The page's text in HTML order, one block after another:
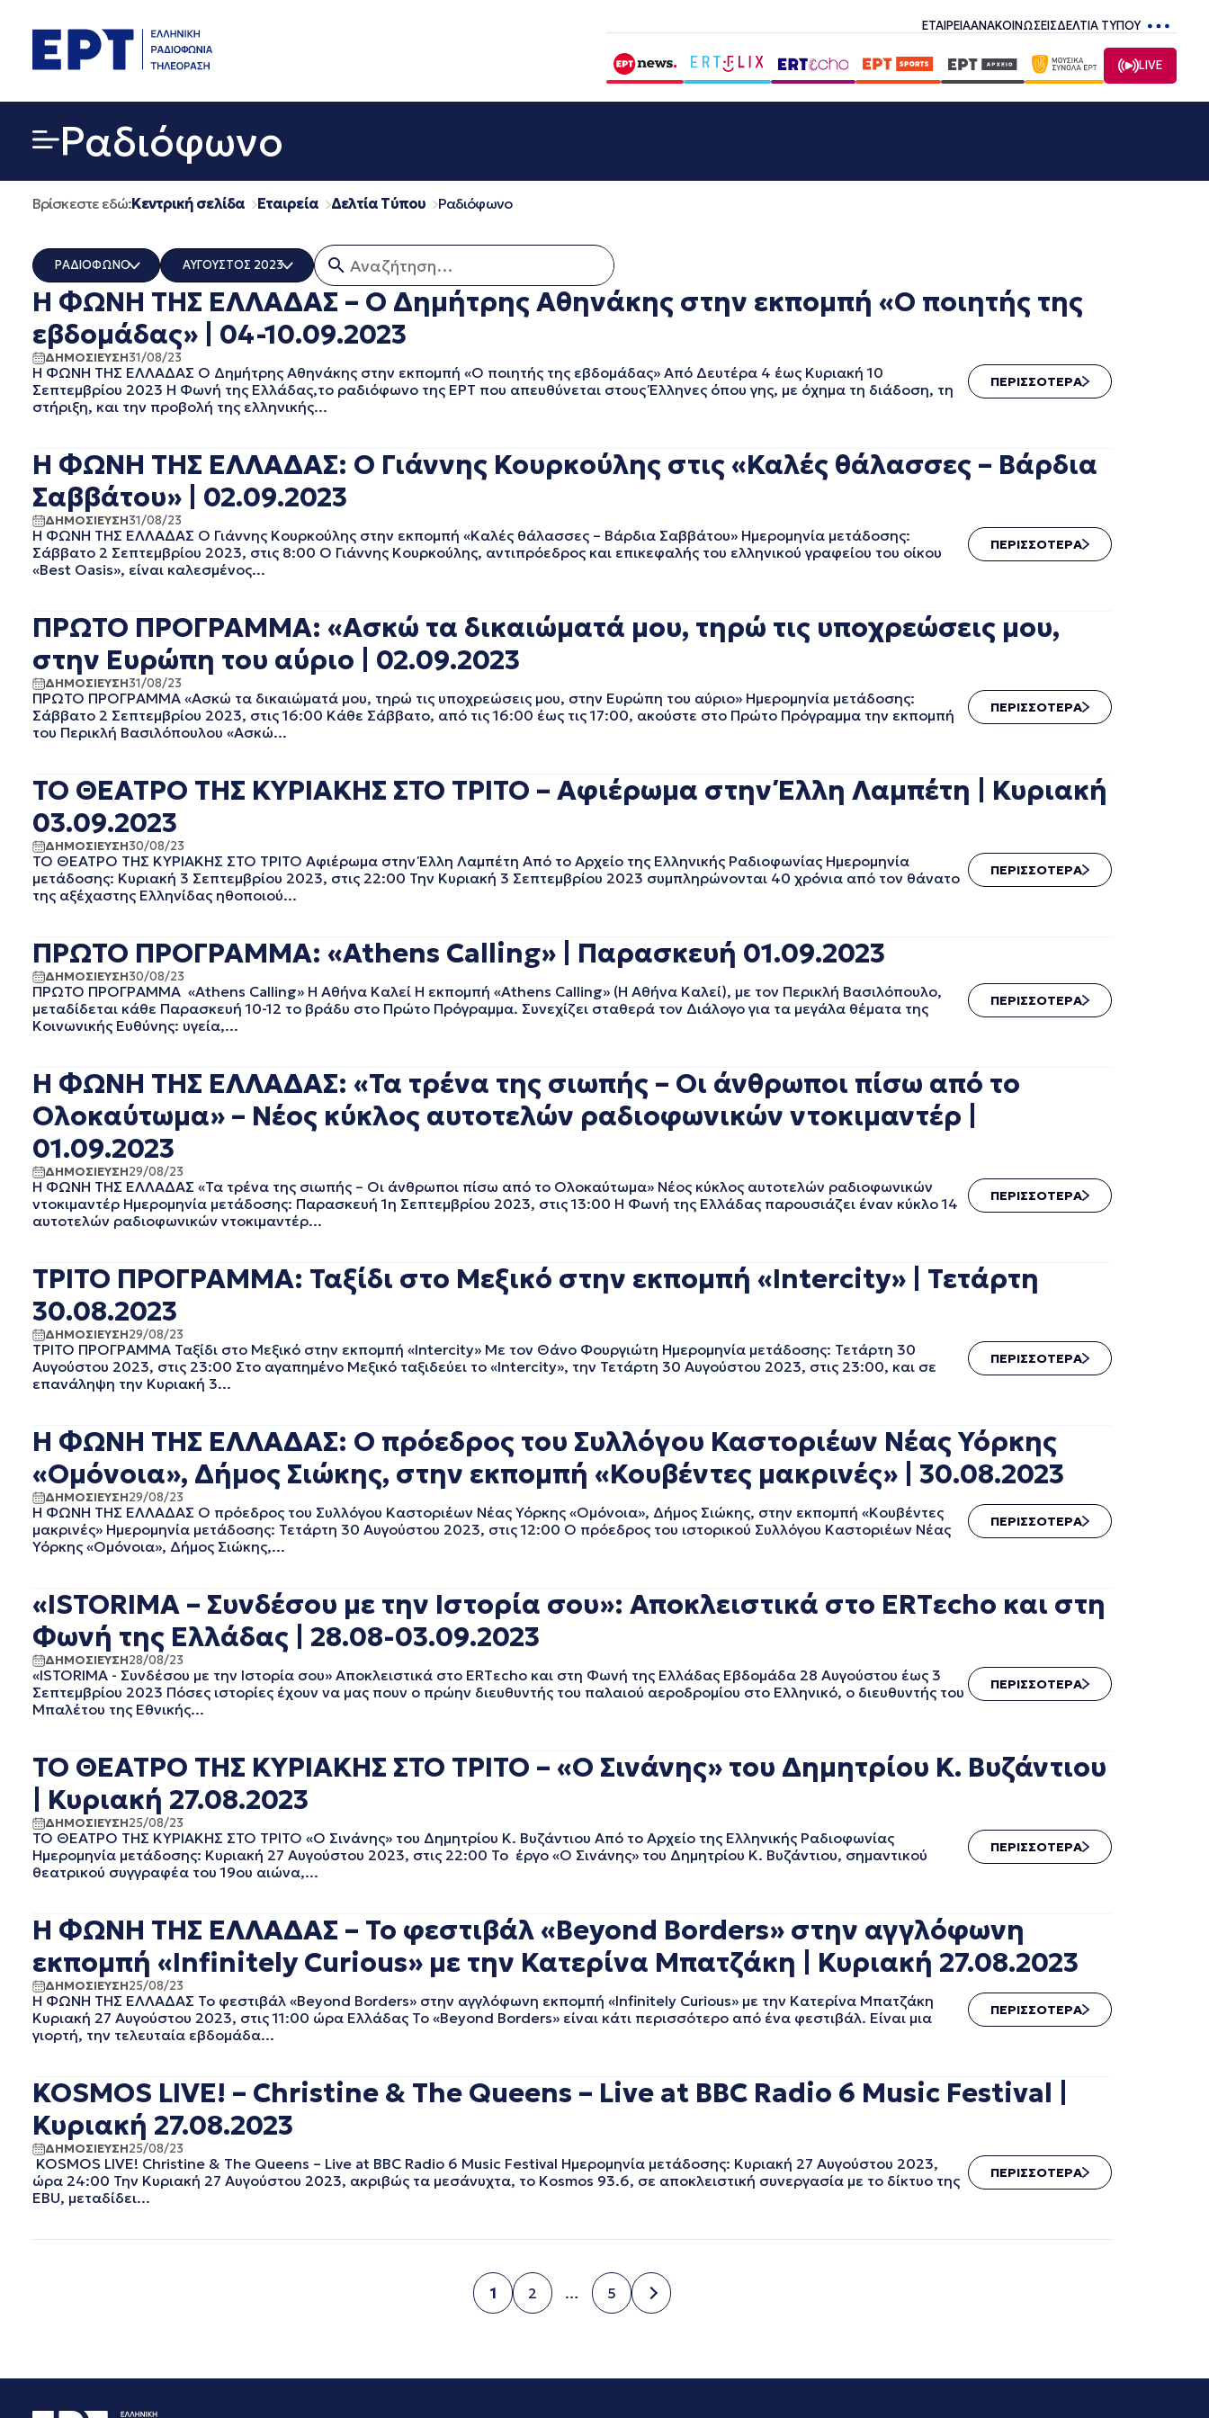
περιεχόμενο
ΕΤΑΙΡΕΙΑΑΝΑΚΟΙΝΩΣΕΙΣΔΕΛΤΙΑ ΤΥΠΟΥ
LIVE
Ραδιόφωνο
Βρίσκεστε εδώ:Κεντρική σελίδα Εταιρεία Δελτία Τύπου Ραδιόφωνο
ΡΑΔΙΟΦΩΝΟ
ΟΛΑ
ERT COSMOS
ERTECHO
ERTFLIX
EUROVISION - EBU
EΡΤ1
EΡΤNEWS
ΑΘΛΗΤΙΚΑ
ΓΕΝΙΚΗ
ΓΡΑΦΕΙΟ ΤΥΠΟΥ ΕΡΤ
ΚΙΝΗΜΑΤΟΓΡΑΦΙΚΕΣ
ΤΑΙΝΙΕΣ
ΤΗΛΕΟΡΑΣΗ
ΑΥΓΟΥΣΤΟΣ 2023
ΟΛΑ
ΔΕΚΕΜΒΡΙΟΣ 2025
ΝΟΕΜΒΡΙΟΣ 2025
ΟΚΤΩΒΡΙΟΣ 2025
ΣΕΠΤΕΜΒΡΙΟΣ 2025
ΑΥΓΟΥΣΤΟΣ 2025
ΜΑΙΟΣ 2025
ΑΠΡΙΛΙΟΣ 2025
ΜΑΡΤΙΟΣ 2025
ΦΕΒΡΟΥΑΡΙΟΣ 2025
ΙΑΝΟΥΑΡΙΟΣ 2025
ΔΕΚΕΜΒΡΙΟΣ 2024
ΣΕΠΤΕΜΒΡΙΟΣ 2024
ΑΥΓΟΥΣΤΟΣ 2024
ΙΟΥΛΙΟΣ 2024
ΙΟΥΝΙΟΣ 2024
ΜΑΙΟΣ 2024
ΑΠΡΙΛΙΟΣ 2024
ΦΕΒΡΟΥΑΡΙΟΣ 2024
ΙΑΝΟΥΑΡΙΟΣ 2024
ΔΕΚΕΜΒΡΙΟΣ 2023
ΝΟΕΜΒΡΙΟΣ 2023
ΟΚΤΩΒΡΙΟΣ 2023
ΣΕΠΤΕΜΒΡΙΟΣ 2023
ΑΥΓΟΥΣΤΟΣ 2023
ΙΟΥΝΙΟΣ 2023
ΜΑΙΟΣ 2023
ΑΠΡΙΛΙΟΣ 2023
ΜΑΡΤΙΟΣ 2023
ΦΕΒΡΟΥΑΡΙΟΣ 2023
ΝΟΕΜΒΡΙΟΣ 2022
ΟΚΤΩΒΡΙΟΣ 2022
ΣΕΠΤΕΜΒΡΙΟΣ 2022
ΙΟΥΛΙΟΣ 2022
ΙΟΥΝΙΟΣ 2022
ΜΑΙΟΣ 2022
ΦΕΒΡΟΥΑΡΙΟΣ 2022
ΔΕΚΕΜΒΡΙΟΣ 2021
ΝΟΕΜΒΡΙΟΣ 2021
ΟΚΤΩΒΡΙΟΣ 2021
ΣΕΠΤΕΜΒΡΙΟΣ 2021
ΙΟΥΝΙΟΣ 2021
ΜΑΙΟΣ 2021
ΑΠΡΙΛΙΟΣ 2021
ΜΑΡΤΙΟΣ 2021
ΦΕΒΡΟΥΑΡΙΟΣ 2021
ΙΑΝΟΥΑΡΙΟΣ 2021
ΟΚΤΩΒΡΙΟΣ 2020
ΣΕΠΤΕΜΒΡΙΟΣ 2020
ΑΥΓΟΥΣΤΟΣ 2020
ΙΟΥΛΙΟΣ 2020
ΙΟΥΝΙΟΣ 2020
ΜΑΙΟΣ 2020
ΦΕΒΡΟΥΑΡΙΟΣ 2020
ΙΑΝΟΥΑΡΙΟΣ 2020
ΔΕΚΕΜΒΡΙΟΣ 2019
ΝΟΕΜΒΡΙΟΣ 2019
ΟΚΤΩΒΡΙΟΣ 2019
ΣΕΠΤΕΜΒΡΙΟΣ 2019
ΙΟΥΛΙΟΣ 2019
ΙΟΥΝΙΟΣ 2019
ΜΑΙΟΣ 2019
ΑΠΡΙΛΙΟΣ 2019
ΜΑΡΤΙΟΣ 2019
ΦΕΒΡΟΥΑΡΙΟΣ 2019
ΙΑΝΟΥΑΡΙΟΣ 2019
ΝΟΕΜΒΡΙΟΣ 2018
ΟΚΤΩΒΡΙΟΣ 2018
ΣΕΠΤΕΜΒΡΙΟΣ 2018
ΑΥΓΟΥΣΤΟΣ 2018
ΙΟΥΛΙΟΣ 2018
ΙΟΥΝΙΟΣ 2018
Αναζήτηση για:
Η ΦΩΝΗ ΤΗΣ ΕΛΛΑΔΑΣ – Ο Δημήτρης Αθηνάκης στην εκπομπή «Ο ποιητής της
εβδομάδας» | 04-10.09.2023
ΔΗΜΟΣΙΕΥΣΗ31/08/23
Η ΦΩΝΗ ΤΗΣ ΕΛΛΑΔΑΣ Ο Δημήτρης Αθηνάκης στην εκπομπή «Ο ποιητής της εβδομάδας» Από Δευτέρα 4 έως Κυριακή 10
Σεπτεμβρίου 2023 Η Φωνή της Ελλάδας,το ραδιόφωνο της ΕΡΤ που απευθύνεται στους Έλληνες όπου γης, με όχημα τη διάδοση, τη
στήριξη, και την προβολή της ελληνικής...
ΠΕΡΙΣΣΟΤΕΡΑ
Η ΦΩΝΗ ΤΗΣ ΕΛΛΑΔΑΣ: Ο Γιάννης Κουρκούλης στις «Καλές θάλασσες – Βάρδια
Σαββάτου» | 02.09.2023
ΔΗΜΟΣΙΕΥΣΗ31/08/23
Η ΦΩΝΗ ΤΗΣ ΕΛΛΑΔΑΣ Ο Γιάννης Κουρκούλης στην εκπομπή «Καλές θάλασσες – Βάρδια Σαββάτου» Ημερομηνία μετάδοσης:
Σάββατο 2 Σεπτεμβρίου 2023, στις 8:00 Ο Γιάννης Κουρκούλης, αντιπρόεδρος και επικεφαλής του ελληνικού γραφείου του οίκου
«Best Oasis», είναι καλεσμένος...
ΠΕΡΙΣΣΟΤΕΡΑ
ΠΡΩΤΟ ΠΡΟΓΡΑΜΜΑ: «Ασκώ τα δικαιώματά μου, τηρώ τις υποχρεώσεις μου,
στην Ευρώπη του αύριο | 02.09.2023
ΔΗΜΟΣΙΕΥΣΗ31/08/23
ΠΡΩΤΟ ΠΡΟΓΡΑΜΜΑ «Ασκώ τα δικαιώματά μου, τηρώ τις υποχρεώσεις μου, στην Ευρώπη του αύριο» Ημερομηνία μετάδοσης:
Σάββατο 2 Σεπτεμβρίου 2023, στις 16:00 Κάθε Σάββατο, από τις 16:00 έως τις 17:00, ακούστε στο Πρώτο Πρόγραμμα την εκπομπή
του Περικλή Βασιλόπουλου «Ασκώ...
ΠΕΡΙΣΣΟΤΕΡΑ
ΤΟ ΘΕΑΤΡΟ ΤΗΣ ΚΥΡΙΑΚΗΣ ΣΤΟ ΤΡΙΤΟ – Αφιέρωμα στην Έλλη Λαμπέτη | Κυριακή
03.09.2023
ΔΗΜΟΣΙΕΥΣΗ30/08/23
ΤΟ ΘΕΑΤΡΟ ΤΗΣ ΚΥΡΙΑΚΗΣ ΣΤΟ ΤΡΙΤΟ Αφιέρωμα στην Έλλη Λαμπέτη Από το Αρχείο της Ελληνικής Ραδιοφωνίας Ημερομηνία
μετάδοσης: Κυριακή 3 Σεπτεμβρίου 2023, στις 22:00 Την Κυριακή 3 Σεπτεμβρίου 2023 συμπληρώνονται 40 χρόνια από τον θάνατο
της αξέχαστης Ελληνίδας ηθοποιού...
ΠΕΡΙΣΣΟΤΕΡΑ
ΠΡΩΤΟ ΠΡΟΓΡΑΜΜΑ: «Athens Calling» | Παρασκευή 01.09.2023
ΔΗΜΟΣΙΕΥΣΗ30/08/23
ΠΡΩΤΟ ΠΡΟΓΡΑΜΜΑ «Athens Calling» Η Αθήνα Καλεί Η εκπομπή «Athens Calling» (Η Αθήνα Καλεί), με τον Περικλή Βασιλόπουλο,
μεταδίδεται κάθε Παρασκευή 10-12 το βράδυ στο Πρώτο Πρόγραμμα. Συνεχίζει σταθερά τον Διάλογο για τα μεγάλα θέματα της
Κοινωνικής Ευθύνης: υγεία,...
ΠΕΡΙΣΣΟΤΕΡΑ
Η ΦΩΝΗ ΤΗΣ ΕΛΛΑΔΑΣ: «Τα τρένα της σιωπής – Οι άνθρωποι πίσω από το
Ολοκαύτωμα» – Νέος κύκλος αυτοτελών ραδιοφωνικών ντοκιμαντέρ |
01.09.2023
ΔΗΜΟΣΙΕΥΣΗ29/08/23
Η ΦΩΝΗ ΤΗΣ ΕΛΛΑΔΑΣ «Τα τρένα της σιωπής – Οι άνθρωποι πίσω από το Ολοκαύτωμα» Νέος κύκλος αυτοτελών ραδιοφωνικών
ντοκιμαντέρ Ημερομηνία μετάδοσης: Παρασκευή 1η Σεπτεμβρίου 2023, στις 13:00 Η Φωνή της Ελλάδας παρουσιάζει έναν κύκλο 14
αυτοτελών ραδιοφωνικών ντοκιμαντέρ...
ΠΕΡΙΣΣΟΤΕΡΑ
ΤΡΙΤΟ ΠΡΟΓΡΑΜΜΑ: Ταξίδι στο Μεξικό στην εκπομπή «Intercity» | Τετάρτη
30.08.2023
ΔΗΜΟΣΙΕΥΣΗ29/08/23
ΤΡΙΤΟ ΠΡΟΓΡΑΜΜΑ Ταξίδι στο Μεξικό στην εκπομπή «Intercity» Με τον Θάνο Φουργιώτη Ημερομηνία μετάδοσης: Τετάρτη 30
Αυγούστου 2023, στις 23:00 Στο αγαπημένο Μεξικό ταξιδεύει το «Intercity», την Τετάρτη 30 Αυγούστου 2023, στις 23:00, και σε
επανάληψη την Κυριακή 3...
ΠΕΡΙΣΣΟΤΕΡΑ
Η ΦΩΝΗ ΤΗΣ ΕΛΛΑΔΑΣ: Ο πρόεδρος του Συλλόγου Καστοριέων Νέας Υόρκης
«Ομόνοια», Δήμος Σιώκης, στην εκπομπή «Κουβέντες μακρινές» | 30.08.2023
ΔΗΜΟΣΙΕΥΣΗ29/08/23
Η ΦΩΝΗ ΤΗΣ ΕΛΛΑΔΑΣ Ο πρόεδρος του Συλλόγου Καστοριέων Νέας Υόρκης «Ομόνοια», Δήμος Σιώκης, στην εκπομπή «Κουβέντες
μακρινές» Ημερομηνία μετάδοσης: Τετάρτη 30 Αυγούστου 2023, στις 12:00 Ο πρόεδρος του ιστορικού Συλλόγου Καστοριέων Νέας
Υόρκης «Ομόνοια», Δήμος Σιώκης,...
ΠΕΡΙΣΣΟΤΕΡΑ
«ISTORIMA – Συνδέσου με την Ιστορία σου»: Αποκλειστικά στο ERTεcho και στη
Φωνή της Ελλάδας | 28.08-03.09.2023
ΔΗΜΟΣΙΕΥΣΗ28/08/23
«ISTORIMA - Συνδέσου με την Ιστορία σου» Αποκλειστικά στο ERTεcho και στη Φωνή της Ελλάδας Εβδομάδα 28 Αυγούστου έως 3
Σεπτεμβρίου 2023 Πόσες ιστορίες έχουν να μας πουν ο πρώην διευθυντής του παλαιού αεροδρομίου στο Ελληνικό, ο διευθυντής του
Μπαλέτου της Εθνικής...
ΠΕΡΙΣΣΟΤΕΡΑ
ΤΟ ΘΕΑΤΡΟ ΤΗΣ ΚΥΡΙΑΚΗΣ ΣΤΟ ΤΡΙΤΟ – «Ο Σινάνης» του Δημητρίου Κ. Βυζάντιου
| Κυριακή 27.08.2023
ΔΗΜΟΣΙΕΥΣΗ25/08/23
ΤΟ ΘΕΑΤΡΟ ΤΗΣ ΚΥΡΙΑΚΗΣ ΣΤΟ ΤΡΙΤΟ «Ο Σινάνης» του Δημητρίου Κ. Βυζάντιου Από το Αρχείο της Ελληνικής Ραδιοφωνίας
Ημερομηνία μετάδοσης: Κυριακή 27 Αυγούστου 2023, στις 22:00 Το έργο «Ο Σινάνης» του Δημητρίου Κ. Βυζάντιου, σημαντικού
θεατρικού συγγραφέα του 19ου αιώνα,...
ΠΕΡΙΣΣΟΤΕΡΑ
Η ΦΩΝΗ ΤΗΣ ΕΛΛΑΔΑΣ – Το φεστιβάλ «Beyond Borders» στην αγγλόφωνη
εκπομπή «Infinitely Curious» με την Κατερίνα Μπατζάκη | Κυριακή 27.08.2023
ΔΗΜΟΣΙΕΥΣΗ25/08/23
Η ΦΩΝΗ ΤΗΣ ΕΛΛΑΔΑΣ Το φεστιβάλ «Beyond Borders» στην αγγλόφωνη εκπομπή «Infinitely Curious» με την Κατερίνα Μπατζάκη
Κυριακή 27 Αυγούστου 2023, στις 11:00 ώρα Ελλάδας Το «Beyond Borders» είναι κάτι περισσότερο από ένα φεστιβάλ. Είναι μια
γιορτή, την τελευταία εβδομάδα...
ΠΕΡΙΣΣΟΤΕΡΑ
KOSMOS LIVE! – Christine & The Queens – Live at BBC Radio 6 Music Festival |
Κυριακή 27.08.2023
ΔΗΜΟΣΙΕΥΣΗ25/08/23
KOSMOS LIVE! Christine & The Queens – Live at BBC Radio 6 Music Festival Ημερομηνία μετάδοσης: Κυριακή 27 Αυγούστου 2023,
ώρα 24:00 Την Κυριακή 27 Αυγούστου 2023, ακριβώς τα μεσάνυχτα, το Kosmos 93.6, σε αποκλειστική συνεργασία με το δίκτυο της
EBU, μεταδίδει...
ΠΕΡΙΣΣΟΤΕΡΑ
Σελίδα
1
Σελίδα
2
…
Σελίδα
5